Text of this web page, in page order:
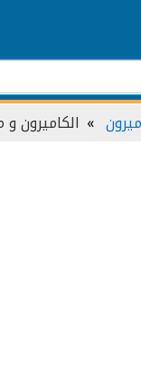
الكاميرون و